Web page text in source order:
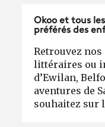
Okoo et tous
préférés des
Retrouvez
littéraires ou
d’Ewilan,
aventures de
souhaitez sur